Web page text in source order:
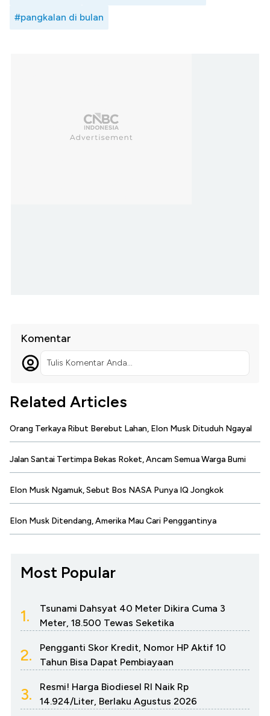
#pangkalan di bulan
Komentar
Tulis Komentar Anda...
Related Articles
Orang Terkaya Ribut Berebut Lahan, Elon Musk Dituduh Ngayal
Jalan Santai Tertimpa Bekas Roket, Ancam Semua Warga Bumi
Elon Musk Ngamuk, Sebut Bos NASA Punya IQ Jongkok
Elon Musk Ditendang, Amerika Mau Cari Penggantinya
Most Popular
1.
Tsunami Dahsyat 40 Meter Dikira Cuma 3
Meter, 18.500 Tewas Seketika
2.
Pengganti Skor Kredit, Nomor HP Aktif 10
Tahun Bisa Dapat Pembiayaan
3.
Resmi! Harga Biodiesel RI Naik Rp
14.924/Liter, Berlaku Agustus 2026